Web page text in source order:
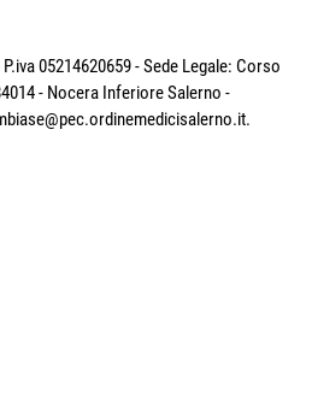
05214620659 - Sede Legale: Corso
- Nocera Inferiore Salerno -